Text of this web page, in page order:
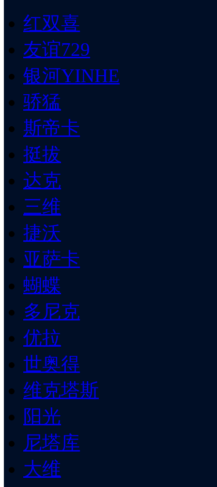
红双喜
友谊729
银河YINHE
骄猛
斯帝卡
挺拔
达克
三维
捷沃
亚萨卡
蝴蝶
多尼克
优拉
世奥得
维克塔斯
阳光
尼塔库
大维